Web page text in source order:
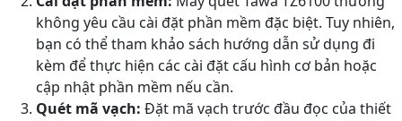
không yêu cầu cài đặt phần mềm đặc biệt. Tuy nhiên,
bạn có thể tham khảo sách hướng dẫn sử dụng đi
kèm để thực hiện các cài đặt cấu hình cơ bản hoặc
cập nhật phần mềm nếu cần.
Quét mã vạch: Đặt mã vạch trước đầu đọc của thiết